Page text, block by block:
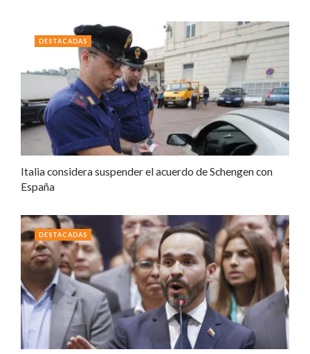
Italia considera suspender el acuerdo de Schengen con
España
DESTACADAS
DESTACADAS